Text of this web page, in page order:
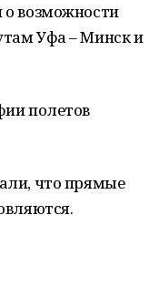
возможности
Уфа – Минск и
полетов
что прямые